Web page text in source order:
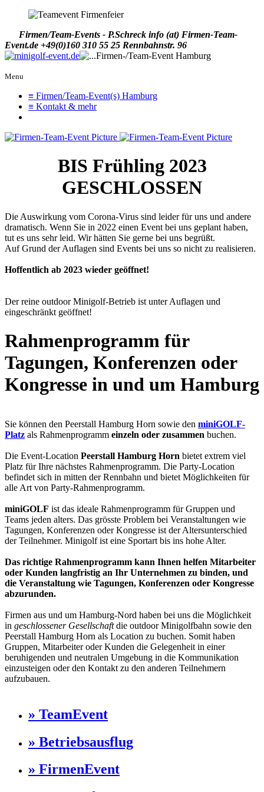
Firmen/Team-Events - P.Schreck info (at) Firmen-Team-
Event.de +49(0)160 310 55 25 Rennbahnstr. 96
Menu
≡ Firmen/Team-Event(s) Hamburg
≡ Kontakt & mehr
BIS Frühling 2023
GESCHLOSSEN
Die Auswirkung vom Corona-Virus sind leider für uns und andere
dramatisch. Wenn Sie in 2022 einen Event bei uns geplant haben,
tut es uns sehr leid. Wir hätten Sie gerne bei uns begrüßt.
Auf Grund der Auflagen sind Events bei uns so nicht zu realisieren.
Hoffentlich ab 2023 wieder geöffnet!
Der reine outdoor Minigolf-Betrieb ist unter Auflagen und
eingeschränkt geöffnet!
Rahmenprogramm für
Tagungen, Konferenzen oder
Kongresse in und um Hamburg
Sie können den Peerstall Hamburg Horn sowie den miniGOLF-
Platz als Rahmenprogramm einzeln oder zusammen buchen.
Die Event-Location Peerstall Hamburg Horn bietet extrem viel
Platz für Ihre nächstes Rahmenprogramm. Die Party-Location
befindet sich in mitten der Rennbahn und bietet Möglichkeiten für
alle Art von Party-Rahmenprogramm.
miniGOLF ist das ideale Rahmenprogramm für Gruppen und
Teams jeden alters. Das grösste Problem bei Veranstaltungen wie
Tagungen, Konferenzen oder Kongresse ist der Altersunterschied
der Teilnehmer. Minigolf ist eine Sportart bis ins hohe Alter.
Das richtige Rahmenprogramm kann Ihnen helfen Mitarbeiter
oder Kunden langfristig an Ihr Unternehmen zu binden, und
die Veranstaltung wie Tagungen, Konferenzen oder Kongresse
abzurunden.
Firmen aus und um Hamburg-Nord haben bei uns die Möglichkeit
in geschlossener Gesellschaftdie outdoor Minigolfbahn sowie den
Peerstall Hamburg Horn als Location zu buchen. Somit haben
Gruppen, Mitarbeiter oder Kunden die Gelegenheit in einer
beruhigenden und neutralen Umgebung in die Kommunikation
einzusteigen oder den Kontakt zu den anderen Teilnehmern
aufzubauen.
» TeamEvent
» Betriebsausflug
» FirmenEvent